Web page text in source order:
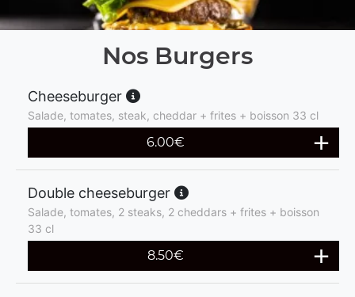
Nos Burgers
Cheeseburger
Salade, tomates, steak, cheddar + frites + boisson 33 cl
6.00€
Double cheeseburger
Salade, tomates, 2 steaks, 2 cheddars + frites + boisson
33 cl
8.50€